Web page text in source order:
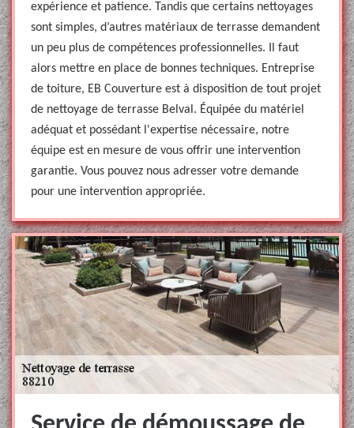
expérience et patience. Tandis que certains nettoyages
sont simples, d’autres matériaux de terrasse demandent
un peu plus de compétences professionnelles. Il faut
alors mettre en place de bonnes techniques. Entreprise
de toiture, EB Couverture est à disposition de tout projet
de nettoyage de terrasse Belval. Équipée du matériel
adéquat et possédant l'expertise nécessaire, notre
équipe est en mesure de vous offrir une intervention
garantie. Vous pouvez nous adresser votre demande
pour une intervention appropriée.